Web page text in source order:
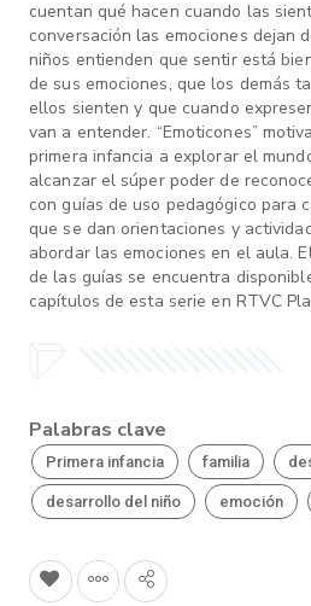
cuentan qué hacen cuando las
conversación las emociones dejan
niños entienden que sentir está
de sus emociones, que los demás
ellos sienten y que cuando
van a entender. “Emoticones”
primera infancia a explorar el
alcanzar el súper poder de
con guías de uso pedagógico para
que se dan orientaciones y
abordar las emociones en el aula.
de las guías se encuentra
capítulos de esta serie en RTVC
Palabras clave
Primera infancia familia
desarrollo del niño emoción